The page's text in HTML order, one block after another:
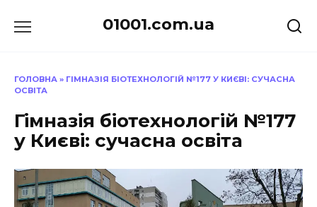
до
01001.com.ua
ГОЛОВНА » ГІМНАЗІЯ БІОТЕХНОЛОГІЙ №177 У КИЄВІ: СУЧАСНА
ОСВІТА
Гімназія біотехнологій №177
у Києві: сучасна освіта